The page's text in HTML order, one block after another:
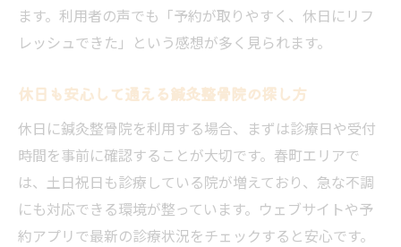
ます。利用者の声でも「予約が取りやすく、休日にリフ
レッシュできた」という感想が多く見られます。
休日も安心して通える鍼灸整骨院の探し方
休日に鍼灸整骨院を利用する場合、まずは診療日や受付
時間を事前に確認することが大切です。春町エリアで
は、土日祝日も診療している院が増えており、急な不調
にも対応できる環境が整っています。ウェブサイトや予
約アプリで最新の診療状況をチェックすると安心です。